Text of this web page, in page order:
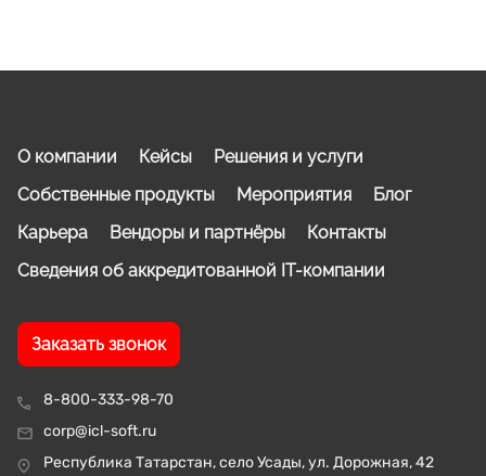
8-800-333-98-70
corp@icl-soft.ru
Республика Татарстан, село Усады, ул. Дорожная, 42
О компании Кейсы
Решения и услуги
Собственные продукты
Мероприятия
Блог
Карьера
Вендоры и партнёры
Контакты
Сведения об аккредитованной IT-компании
Заказать звонок